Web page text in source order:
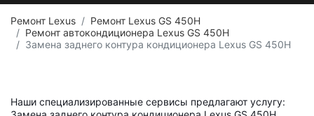
Ремонт Lexus
Ремонт Lexus GS 450H
Ремонт автокондиционера Lexus GS 450H
Замена заднего контура кондиционера Lexus GS 450H
Наши специализированные сервисы предлагают услугу: